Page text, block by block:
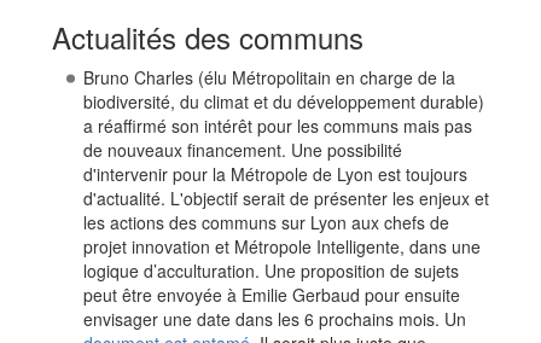
Actualités des communs
Bruno Charles (élu Métropolitain en charge de la
biodiversité, du climat et du développement durable)
a réaffirmé son intérêt pour les communs mais pas
de nouveaux financement. Une possibilité
d'intervenir pour la Métropole de Lyon est toujours
d'actualité. L'objectif serait de présenter les enjeux et
les actions des communs sur Lyon aux chefs de
projet innovation et Métropole Intelligente, dans une
logique d’acculturation. Une proposition de sujets
peut être envoyée à Emilie Gerbaud pour ensuite
envisager une date dans les 6 prochains mois. Un